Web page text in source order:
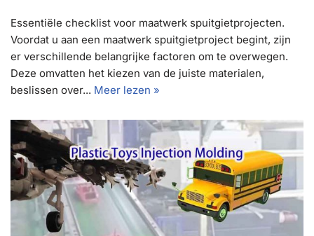
Essentiële checklist voor maatwerk spuitgietprojecten.
Voordat u aan een maatwerk spuitgietproject begint, zijn
er verschillende belangrijke factoren om te overwegen.
Deze omvatten het kiezen van de juiste materialen,
beslissen over... Meer lezen »